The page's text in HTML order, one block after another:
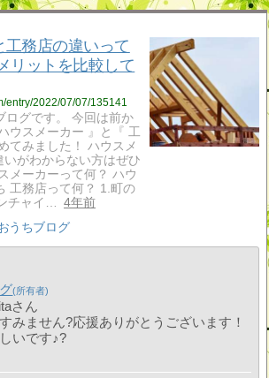
務店の違いって
リットを比較して
entry/2022/07/07/135141
ログです。 今回は前か
ウスメーカー 』と『 工
てみました！ ハウスメ
がわからない方はぜひ
メーカーって何？ ハウ
工務店って何？ 1.町の
チャイ…
4年前
うちブログ
さん
みません?応援ありがとうございます！
いです♪?